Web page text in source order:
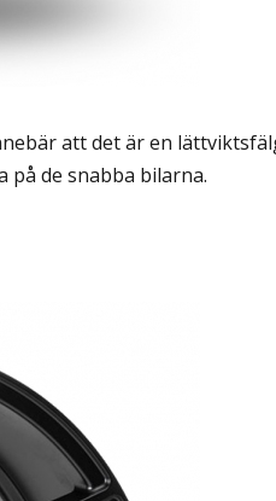
att det är en
på de snabba bilarna.